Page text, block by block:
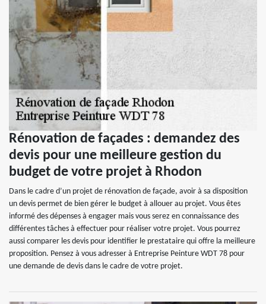
Rénovation de façades : demandez des
devis pour une meilleure gestion du
budget de votre projet à Rhodon
Dans le cadre d’un projet de rénovation de façade, avoir à sa disposition
un devis permet de bien gérer le budget à allouer au projet. Vous êtes
informé des dépenses à engager mais vous serez en connaissance des
différentes tâches à effectuer pour réaliser votre projet. Vous pourrez
aussi comparer les devis pour identifier le prestataire qui offre la meilleure
proposition. Pensez à vous adresser à Entreprise Peinture WDT 78 pour
une demande de devis dans le cadre de votre projet.